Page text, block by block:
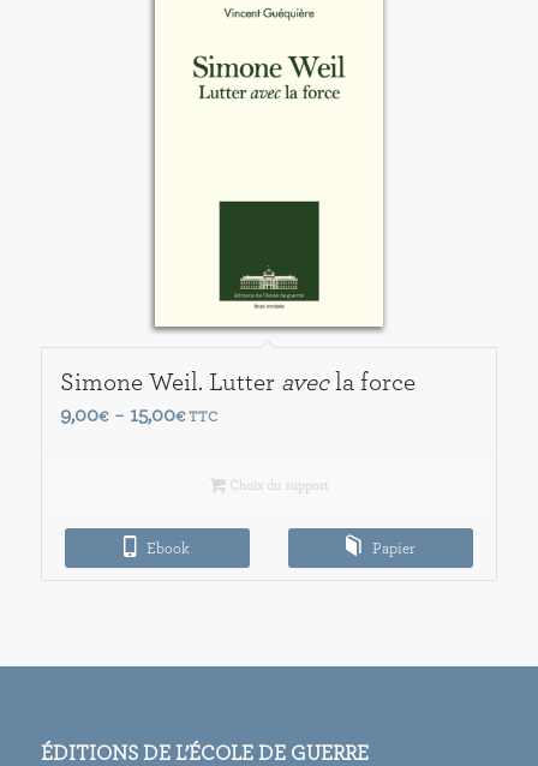
Simone Weil. Lutter avecla force
9,00€ – 15,00€Plage
9,00€
à
15,00€
TTC
Choix du support
Ebook Papier
ÉDITIONS DE L’ÉCOLE DE GUERRE